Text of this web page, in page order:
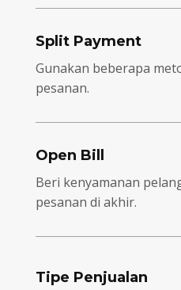
Split Payment
Gunakan beberapa
pesanan.
Open Bill
Beri kenyamanan
pesanan di akhir.
Tipe Penjualan